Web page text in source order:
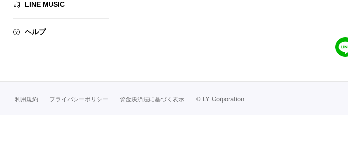
LINE MUSIC
ヘルプ
利用規約 プライバシーポリシー 資金決済法に基づく表示 © LY Corporation